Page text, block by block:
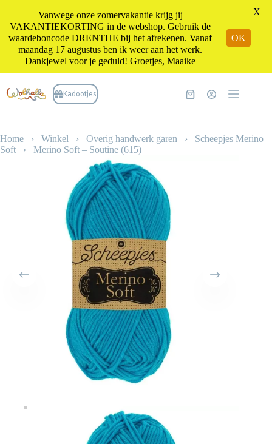
naar
de
Kadootjes Winkelwagen
Home › Winkel › Overig handwerk garen › Scheepjes Merino
Soft › Merino Soft – Soutine (615)
Vanwege onze zomervakantie krijg jij
VAKANTIEKORTING in de webshop. Gebruik de
waardeboncode DRENTHE bij het afrekenen. Vanaf
maandag 17 augustus ben ik weer aan het werk.
Dankjewel voor je geduld! Groetjes, Maaike
OK
X